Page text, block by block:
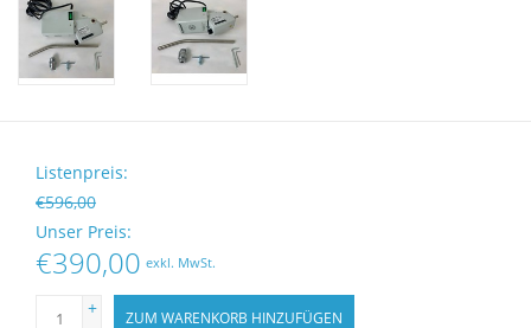
Zentrifugen
Yellow Sub
Laborgeräten bewerten
Laborgeräte kaufen
Listenpreis:
€596,00
Unser Preis:
€390,00 exkl. MwSt.
+
ZUM WARENKORB HINZUFÜGEN